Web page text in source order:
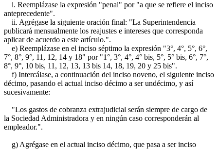
i. Reemplázase la expresión "penal" por "a que se refiere el inciso
anteprecedente".
ii. Agrégase la siguiente oración final: "La Superintendencia
publicará mensualmente los reajustes e intereses que corresponda
aplicar de acuerdo a este artículo.".
e) Reemplázase en el inciso séptimo la expresión "3°, 4°, 5°, 6°,
7°, 8°, 9°, 11, 12, 14 y 18" por "1°, 3°, 4°, 4° bis, 5°, 5° bis, 6°, 7°,
8°, 9°, 10 bis, 11, 12, 13, 13 bis 14, 18, 19, 20 y 25 bis".
f) Intercálase, a continuación del inciso noveno, el siguiente inciso
décimo, pasando el actual inciso décimo a ser undécimo, y así
sucesivamente:
"Los gastos de cobranza extrajudicial serán siempre de cargo de
la Sociedad Administradora y en ningún caso corresponderán al
empleador.".
g) Agrégase en el actual inciso décimo, que pasa a ser inciso